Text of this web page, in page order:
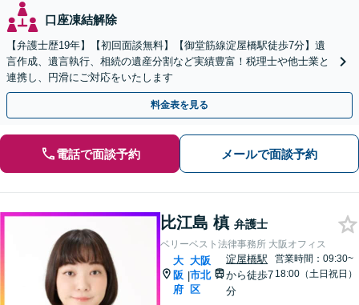
口座凍結解除
【弁護士歴19年】【初回面談無料】【御堂筋線淀屋橋駅徒歩7分】遺
言作成、遺言執行、相続の遺産分割など実績豊富！税理士や他士業と
連携し、円滑にご対応をいたします
料金表を見る
電話で面談予約 メールで面談予約
比江島 槙 弁護士
ベリーベスト法律事務所 大阪オフィス
大
阪
府
|
大阪
市北
区
淀屋橋駅
から徒歩7
分
営業時間：09:30~
18:00（土日祝日）